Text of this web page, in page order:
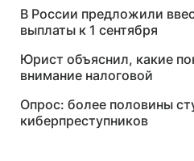
В России предложили
выплаты к 1 сентября
Юрист объяснил, какие
внимание налоговой
Опрос: более половины
киберпреступников